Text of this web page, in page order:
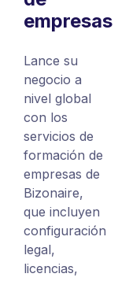
empresas
Lance su
negocio a
nivel global
con los
servicios de
formación de
empresas de
Bizonaire,
que incluyen
configuración
legal,
licencias,